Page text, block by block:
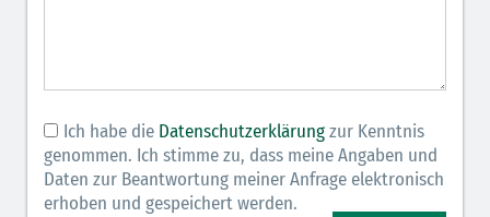
Ich habe die Datenschutzerklärungzur Kenntnis
genommen. Ich stimme zu, dass meine Angaben und
Daten zur Beantwortung meiner Anfrage elektronisch
erhoben und gespeichert werden.